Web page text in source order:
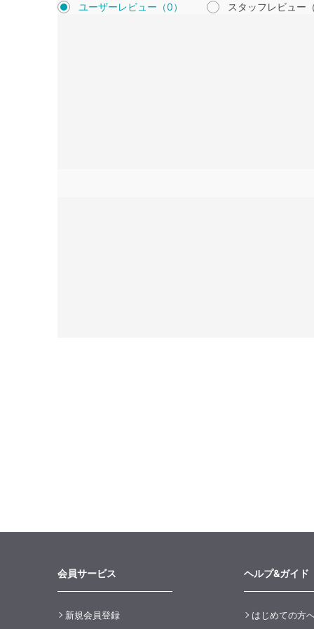
ユーザーレビュー （0） スタッフレビュー
会員サービス
新規会員登録
ヘルプ&ガイド
はじめての方